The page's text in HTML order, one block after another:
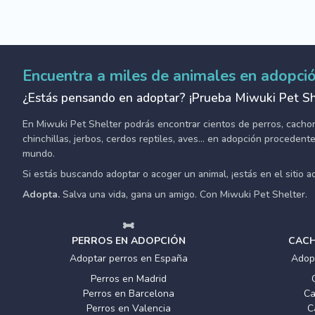
Encuentra a miles de animales en
¿Estás pensando en adoptar? ¡Prueba Miwuki Pet
En Miwuki Pet Shelter podrás encontrar cientos de perros,
chinchillas, jerbos, cerdos reptiles, aves... en adopción
mundo.
Si estás buscando adoptar o acoger un animal, ¡estás en el sitio
Adopta. Salva una vida, gana un amigo. Con Miwuki Pet Shelter.
PERROS EN ADOPCIÓN
Adoptar perros en España
Perros en Madrid
Perros en Barcelona
Perros en Valencia